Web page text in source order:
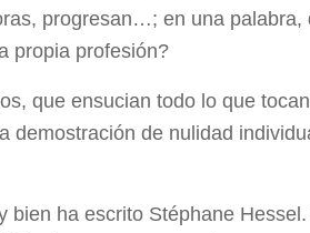
progresan…; en una
propia profesión?
que ensucian todo lo que
demostración de nulidad
bien ha escrito Stéphane